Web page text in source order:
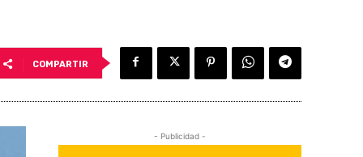
COMPARTIR
- Publicidad -